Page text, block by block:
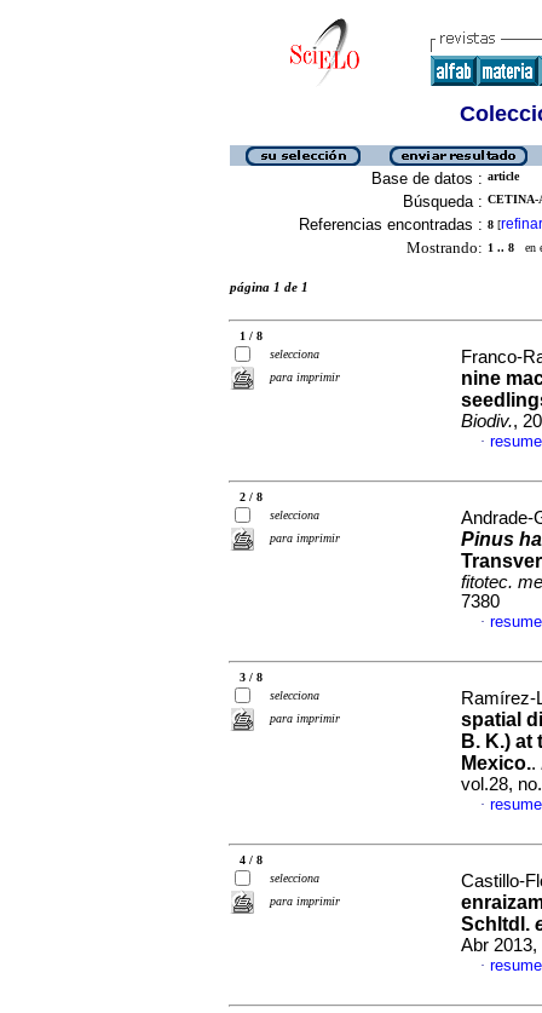
Base de datos : article
Búsqueda : CETINA-
Referencias encontradas : 8 [refinar
Mostrando: 1 .. 8 en
página 1 de 1
1 / 8
selecciona
para imprimir
Franco-
nine
Biodiv.,
·
2 / 8
selecciona
para imprimir
Andrade-
Pinus
fitotec.
7380
·
3 / 8
selecciona
para imprimir
Ramírez-
spatial
B. K.)
Mexico..
vol.28,
·
4 / 8
selecciona
para imprimir
Castillo-
Schltdl.
Abr 2013,
·